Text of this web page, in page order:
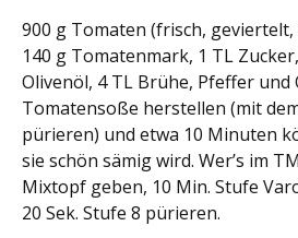
900 g Tomaten (frisch, geviertelt,
140 g Tomatenmark, 1 TL
Olivenöl, 4 TL Brühe, Pfeffer und
Tomatensoße herstellen (mit
pürieren) und etwa 10 Minuten
sie schön sämig wird. Wer’s im
Mixtopf geben, 10 Min. Stufe
20 Sek. Stufe 8 pürieren.